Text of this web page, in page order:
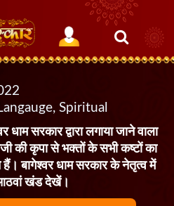
Spiritual
धाम सरकार द्वारा लगाया जाने वाला
की कृपा से भक्तों के सभी कष्टों का
बागेश्वर धाम सरकार के नेतृत्व में
आठवां खंड देखें।